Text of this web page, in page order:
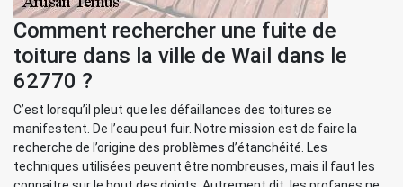
Comment rechercher une fuite de
toiture dans la ville de Wail dans le
62770 ?
C’est lorsqu’il pleut que les défaillances des toitures se
manifestent. De l’eau peut fuir. Notre mission est de faire la
recherche de l’origine des problèmes d’étanchéité. Les
techniques utilisées peuvent être nombreuses, mais il faut les